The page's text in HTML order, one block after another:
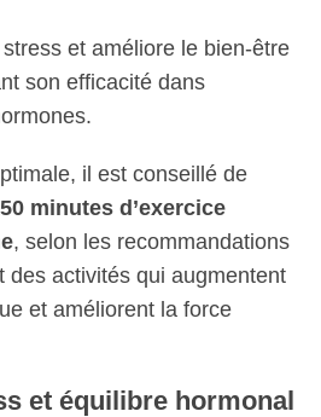
et améliore le bien-être
son efficacité dans
il est conseillé de
minutes d’exercice
, selon les recommandations
des activités qui augmentent
et améliorent la force
et équilibre hormonal